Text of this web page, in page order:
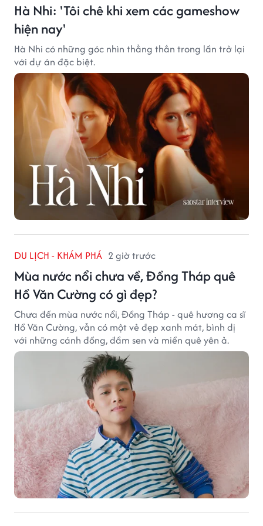
Hà Nhi: 'Tôi chê khi xem các gameshow
hiện nay'
Hà Nhi có những góc nhìn thẳng thắn trong lần trở lại
với dự án đặc biệt.
DU LỊCH - KHÁM PHÁ 2 giờ trước
Mùa nước nổi chưa về, Đồng Tháp quê
Hồ Văn Cường có gì đẹp?
Chưa đến mùa nước nổi, Đồng Tháp - quê hương ca sĩ
Hồ Văn Cường, vẫn có một vẻ đẹp xanh mát, bình dị
với những cánh đồng, đầm sen và miền quê yên ả.